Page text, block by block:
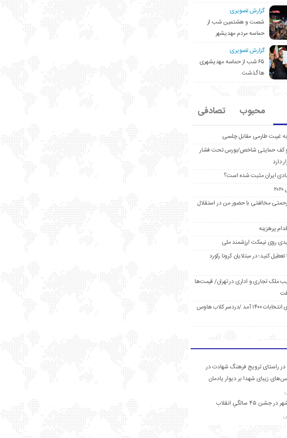
گزارش تصویری:
شصت و هشتمین شب از
حماسه مردم مهدیشهر
گزارش تصویری:
۶۵ شب از حماسه مهدیشهری
ها گذشت
محبوب تصادفی
غیبت طارمی مقابل چلسی
کف حمایتی شاخص/بورس تحت فشار
دارد
ایران مثبت شده است؟
مخالفتی با حضور من در استقلال
پرهزینه
روی نیمکت ارزشمند ملی
تعطیل کنید؛ در مبتلایان کرونا رکورد
ملک تجاری و اداری در تهران/ قیمت‌ها
مردِ خاکستری انتخابات ۱۴۰۰ آمد /دردسر کلاب هاوس
در راستای ترویج فرهنگ شهادت در
زیبای شهدا بر دیوار یادمان
۴۵ سالگیِ انقلاب